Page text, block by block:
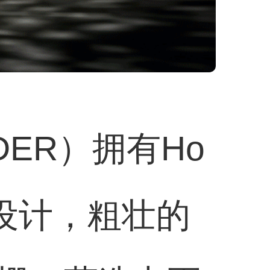
）拥有Ho
计，粗壮的